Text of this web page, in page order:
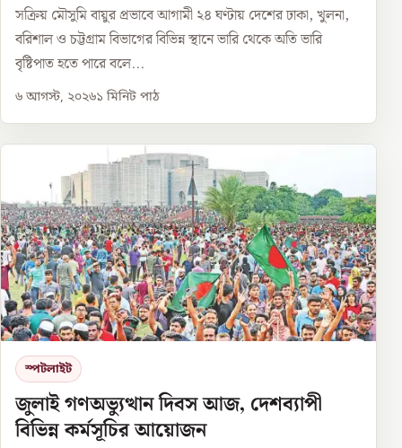
সক্রিয় মৌসুমি বায়ুর প্রভাবে আগামী ২৪ ঘণ্টায় দেশের ঢাকা, খুলনা,
বরিশাল ও চট্টগ্রাম বিভাগের বিভিন্ন স্থানে ভারি থেকে অতি ভারি
বৃষ্টিপাত হতে পারে বলে...
৬ আগস্ট, ২০২৬১ মিনিট পাঠ
স্পটলাইট
জুলাই গণঅভ্যুত্থান দিবস আজ, দেশব্যাপী
বিভিন্ন কর্মসূচির আয়োজন